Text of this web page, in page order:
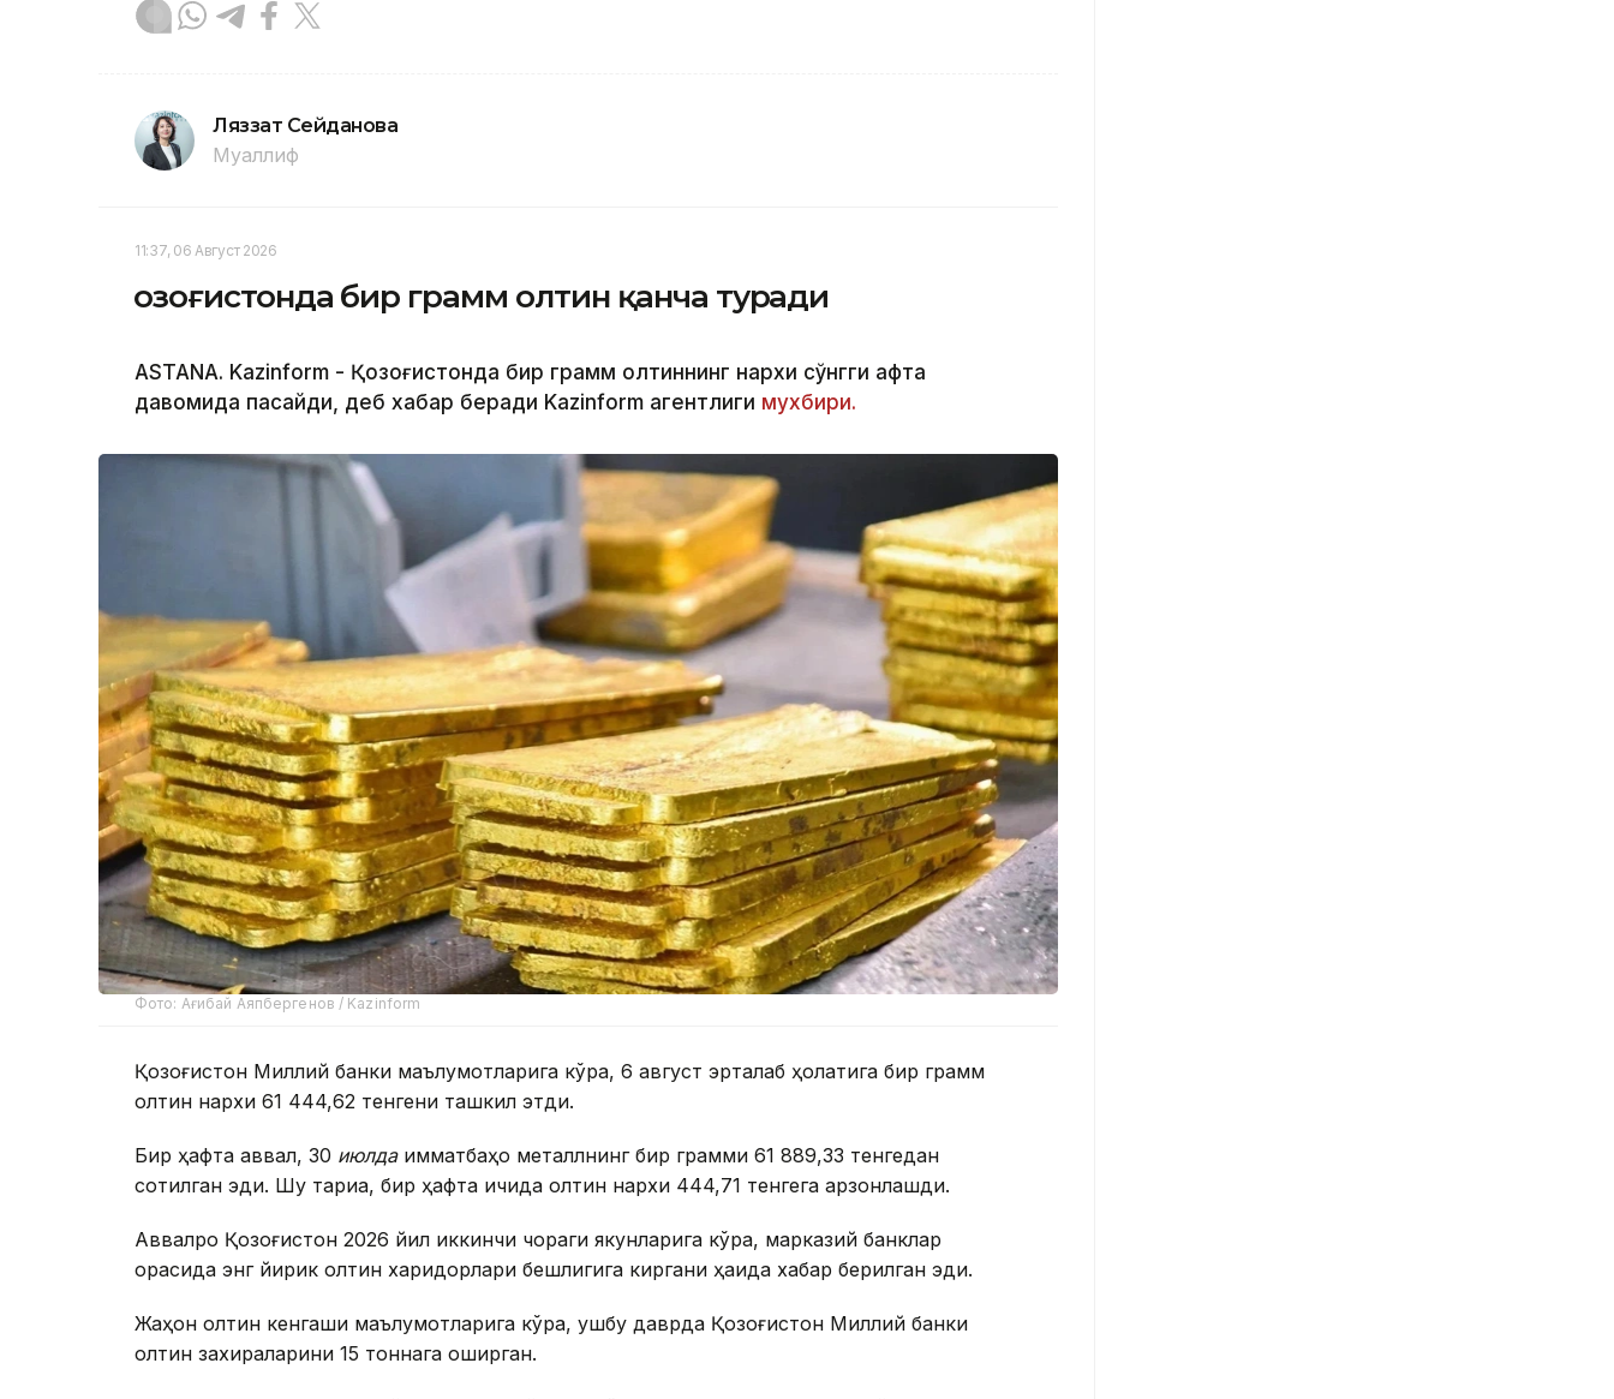
Ляззат Сейданова
Муаллиф
11:37, 06 Август 2026
Қозоғистонда бир грамм олтин қанча туради
ASTANA. Kazinform - Қозоғистонда бир грамм олтиннинг нархи сўнгги ҳафта
давомида пасайди, деб хабар беради Kazinform агентлиги мухбири.
Фото: Ағибай Аяпбергенов / Kazinform
Қозоғистон Миллий банки маълумотларига кўра, 6 август эрталаб ҳолатига бир грамм
олтин нархи 61 444,62 тенгени ташкил этди.
Бир ҳафта аввал, 30 июлдақимматбаҳо металлнинг бир грамми 61 889,33 тенгедан
сотилган эди. Шу тариқа, бир ҳафта ичида олтин нархи 444,71 тенгега арзонлашди.
Аввалроқ Қозоғистон 2026 йил иккинчи чораги якунларига кўра, марказий банклар
орасида энг йирик олтин харидорлари бешлигига киргани ҳақида хабар берилган эди.
Жаҳон олтин кенгаши маълумотларига кўра, ушбу даврда Қозоғистон Миллий банки
олтин захираларини 15 тоннага оширган.